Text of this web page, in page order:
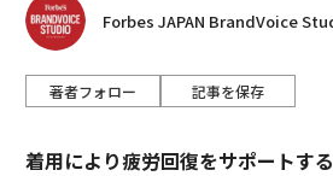
Forbes JAPAN BrandVoice
著者フォロー 記事を保存
着用により疲労回復をサポートす